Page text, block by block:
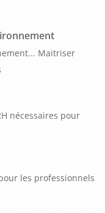
Maitriser
nécessaires pour
les professionnels